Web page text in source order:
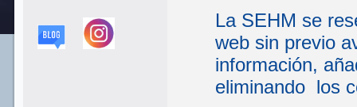
La SEHM se
web sin previo
información,
eliminando los